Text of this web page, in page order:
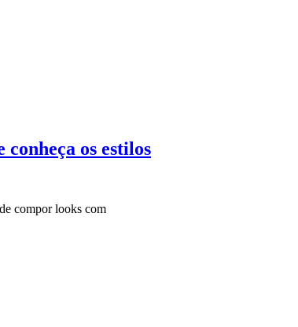
os estilos
compor looks com